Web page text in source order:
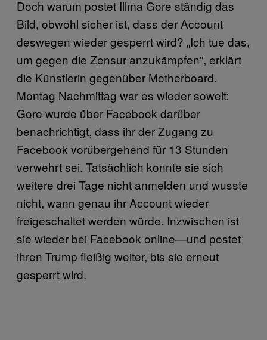
Doch warum postet Illma Gore ständig das
Bild, obwohl sicher ist, dass der Account
deswegen wieder gesperrt wird? „Ich tue das,
um gegen die Zensur anzukämpfen”, erklärt
die Künstlerin gegenüber Motherboard.
Montag Nachmittag war es wieder soweit:
Gore wurde über Facebook darüber
benachrichtigt, dass ihr der Zugang zu
Facebook vorübergehend für 13 Stunden
verwehrt sei. Tatsächlich konnte sie sich
weitere drei Tage nicht anmelden und wusste
nicht, wann genau ihr Account wieder
freigeschaltet werden würde. Inzwischen ist
sie wieder bei Facebook online—und postet
ihren Trump fleißig weiter, bis sie erneut
gesperrt wird.